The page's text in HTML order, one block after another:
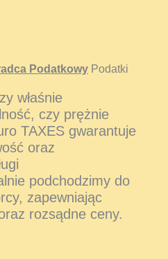
Podatkowy Podatki
właśnie
czy prężnie
TAXES gwarantuje
oraz
podchodzimy do
zapewniając
rozsądne ceny.